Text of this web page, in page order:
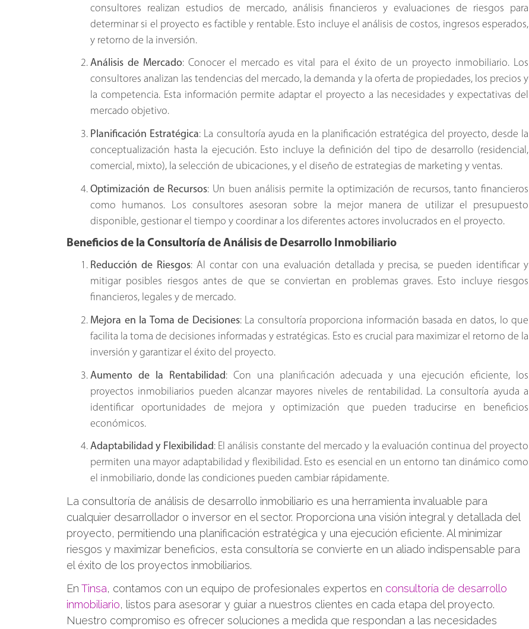
consultores realizan estudios de mercado, análisis financieros y evaluaciones de riesgos para
determinar si el proyecto es factible y rentable. Esto incluye el análisis de costos, ingresos esperados,
y retorno de la inversión.
Análisis de Mercado: Conocer el mercado es vital para el éxito de un proyecto inmobiliario. Los
consultores analizan las tendencias del mercado, la demanda y la oferta de propiedades, los precios y
la competencia. Esta información permite adaptar el proyecto a las necesidades y expectativas del
mercado objetivo.
Planificación Estratégica: La consultoría ayuda en la planificación estratégica del proyecto, desde la
conceptualización hasta la ejecución. Esto incluye la definición del tipo de desarrollo (residencial,
comercial, mixto), la selección de ubicaciones, y el diseño de estrategias de marketing y ventas.
Optimización de Recursos: Un buen análisis permite la optimización de recursos, tanto financieros
como humanos. Los consultores asesoran sobre la mejor manera de utilizar el presupuesto
disponible, gestionar el tiempo y coordinar a los diferentes actores involucrados en el proyecto.
Beneficios de la Consultoría de Análisis de Desarrollo Inmobiliario
Reducción de Riesgos: Al contar con una evaluación detallada y precisa, se pueden identificar y
mitigar posibles riesgos antes de que se conviertan en problemas graves. Esto incluye riesgos
financieros, legales y de mercado.
Mejora en la Toma de Decisiones: La consultoría proporciona información basada en datos, lo que
facilita la toma de decisiones informadas y estratégicas. Esto es crucial para maximizar el retorno de la
inversión y garantizar el éxito del proyecto.
Aumento de la Rentabilidad: Con una planificación adecuada y una ejecución eficiente, los
proyectos inmobiliarios pueden alcanzar mayores niveles de rentabilidad. La consultoría ayuda a
identificar oportunidades de mejora y optimización que pueden traducirse en beneficios
económicos.
Adaptabilidad y Flexibilidad: El análisis constante del mercado y la evaluación continua del proyecto
permiten una mayor adaptabilidad y flexibilidad. Esto es esencial en un entorno tan dinámico como
el inmobiliario, donde las condiciones pueden cambiar rápidamente.
La consultoría de análisis de desarrollo inmobiliario es una herramienta invaluable para
cualquier desarrollador o inversor en el sector. Proporciona una visión integral y detallada del
proyecto, permitiendo una planificación estratégica y una ejecución eficiente. Al minimizar
riesgos y maximizar beneficios, esta consultoría se convierte en un aliado indispensable para
el éxito de los proyectos inmobiliarios.
En Tinsa, contamos con un equipo de profesionales expertos en consultoría de desarrollo
inmobiliario, listos para asesorar y guiar a nuestros clientes en cada etapa del proyecto.
Nuestro compromiso es ofrecer soluciones a medida que respondan a las necesidades